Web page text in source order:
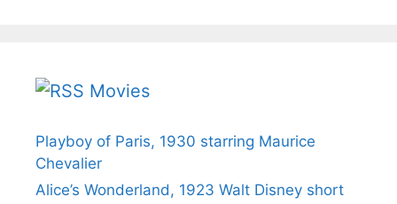
Movies
Playboy of Paris, 1930 starring Maurice
Chevalier
Alice’s Wonderland, 1923 Walt Disney short